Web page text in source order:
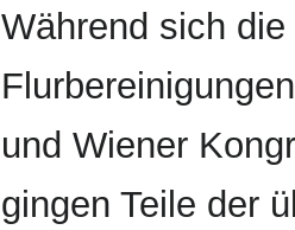
Während sich
und Wiener
gingen Teile der